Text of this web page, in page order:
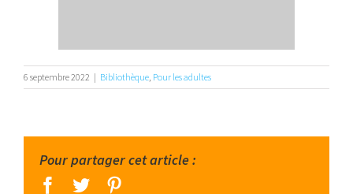
6 septembre 2022 | Bibliothèque Pour les adultes
Pour partager cet article :
facebook
twitter